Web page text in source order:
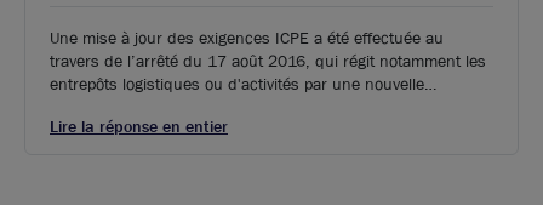
Une mise à jour des exigences ICPE a été effectuée au
travers de l’arrêté du 17 août 2016, qui régit notamment les
entrepôts logistiques ou d'activités par une nouvelle
de l’autorisation s’ajoute désormais l’enregistrement, vers
Lire la réponse en entier